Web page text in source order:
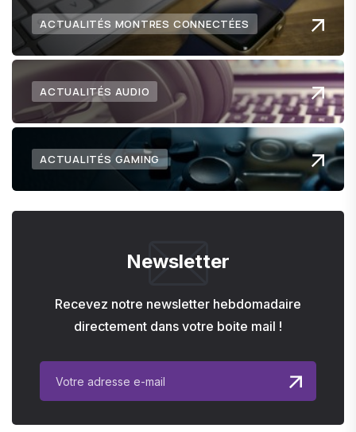
ACTUALITÉS MONTRES CONNECTÉES
ACTUALITÉS AUDIO
ACTUALITÉS GAMING
Newsletter
Recevez notre newsletter hebdomadaire
directement dans votre boite mail !